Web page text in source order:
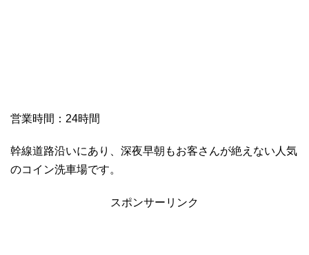
営業時間：24時間
幹線道路沿いにあり、深夜早朝もお客さんが絶えない人気
のコイン洗車場です。
スポンサーリンク